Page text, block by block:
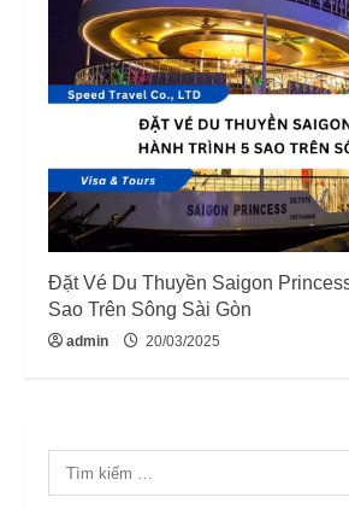
Đặt Vé Du Thuyền Saigon
Sao Trên Sông Sài Gòn
admin 20/03/2025
Tìm
kiếm